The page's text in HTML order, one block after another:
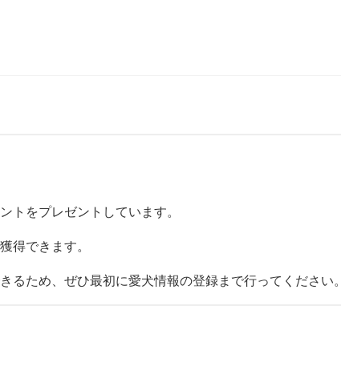
トをプレゼントしています。
得できます。
ため、ぜひ最初に愛犬情報の登録まで行ってください。